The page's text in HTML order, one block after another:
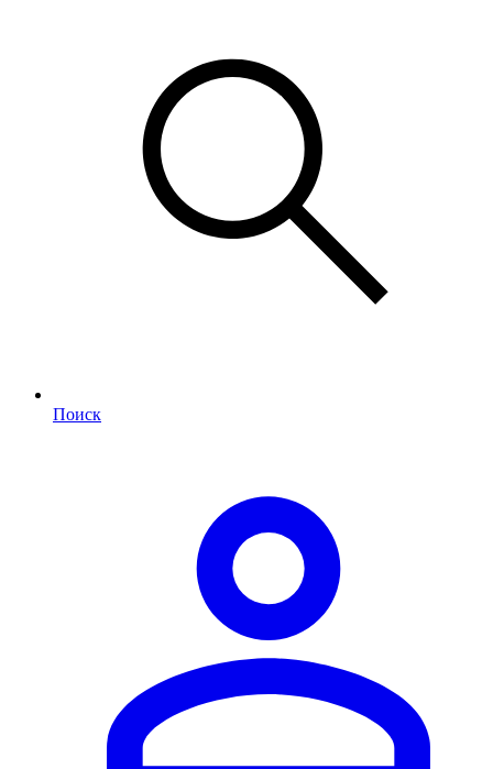
Поиск